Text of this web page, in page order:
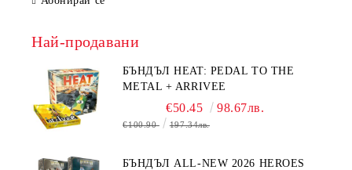
Най-продавани
БЪНДЪЛ HEAT: PEDAL TO THE
METAL + ARRIVEE
€50.45 98.67лв.
€100.90 197.34лв.
БЪНДЪЛ ALL-NEW 2026 HEROES